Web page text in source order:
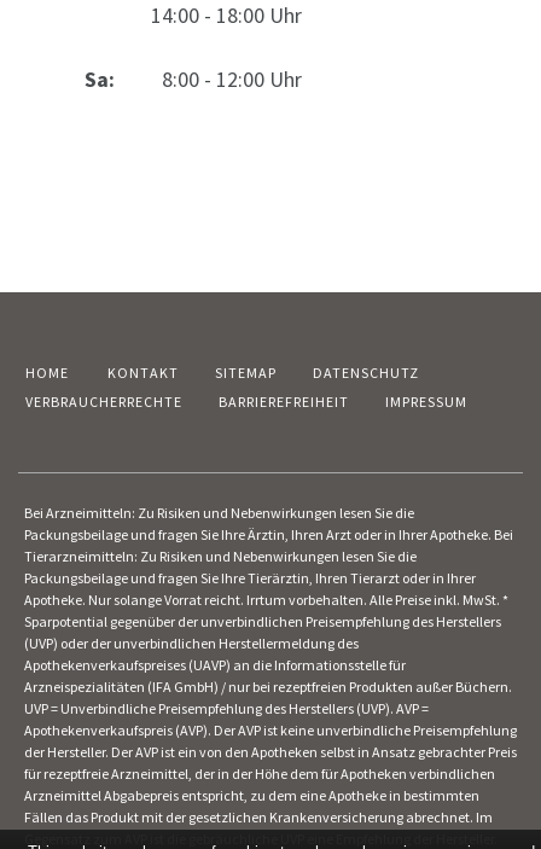
14:00 - 18:00 Uhr
Sa: 8:00 - 12:00 Uhr
HOME KONTAKT SITEMAP
DATENSCHUTZ
VERBRAUCHERRECHTE
BARRIEREFREIHEIT IMPRESSUM
Bei Arzneimitteln: Zu Risiken und Nebenwirkungen lesen Sie die
Packungsbeilage und fragen Sie Ihre Ärztin, Ihren Arzt oder in Ihrer Apotheke. Bei
Tierarzneimitteln: Zu Risiken und Nebenwirkungen lesen Sie die
Packungsbeilage und fragen Sie Ihre Tierärztin, Ihren Tierarzt oder in Ihrer
Apotheke. Nur solange Vorrat reicht. Irrtum vorbehalten. Alle Preise inkl. MwSt. *
Sparpotential gegenüber der unverbindlichen Preisempfehlung des Herstellers
(UVP) oder der unverbindlichen Herstellermeldung des
Apothekenverkaufspreises (UAVP) an die Informationsstelle für
Arzneispezialitäten (IFA GmbH) / nur bei rezeptfreien Produkten außer Büchern.
UVP = Unverbindliche Preisempfehlung des Herstellers (UVP). AVP =
Apothekenverkaufspreis (AVP). Der AVP ist keine unverbindliche Preisempfehlung
der Hersteller. Der AVP ist ein von den Apotheken selbst in Ansatz gebrachter Preis
für rezeptfreie Arzneimittel, der in der Höhe dem für Apotheken verbindlichen
Arzneimittel Abgabepreis entspricht, zu dem eine Apotheke in bestimmten
Fällen das Produkt mit der gesetzlichen Krankenversicherung abrechnet. Im